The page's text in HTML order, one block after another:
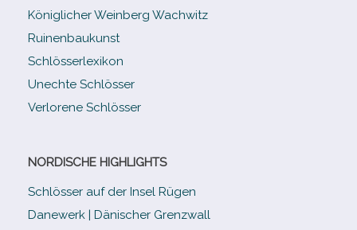
Königlicher Weinberg Wachwitz
Ruinenbaukunst
Schlösserlexikon
Unechte Schlösser
Verlorene Schlösser
NORDISCHE HIGHLIGHTS
Schlösser auf der Insel Rügen
Danewerk | Dänischer Grenzwall